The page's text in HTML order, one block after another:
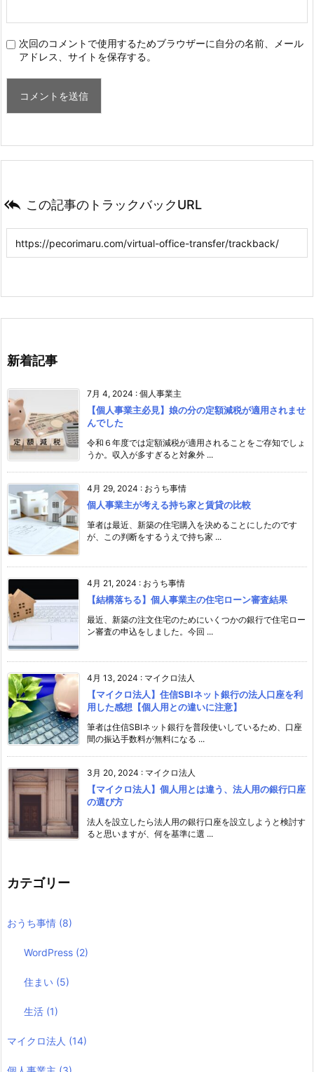
次回のコメントで使用するためブラウザーに自分の名前、メール
アドレス、サイトを保存する。
 この記事のトラックバックURL
新着記事
7月 4, 2024 : 個人事業主
【個人事業主必見】娘の分の定額減税が適用されませ
んでした
令和６年度では定額減税が適用されることをご存知でしょ
うか。収入が多すぎると対象外 ...
4月 29, 2024 : おうち事情
個人事業主が考える持ち家と賃貸の比較
筆者は最近、新築の住宅購入を決めることにしたのです
が、この判断をするうえで持ち家 ...
4月 21, 2024 : おうち事情
【結構落ちる】個人事業主の住宅ローン審査結果
最近、新築の注文住宅のためにいくつかの銀行で住宅ロー
ン審査の申込をしました。今回 ...
4月 13, 2024 : マイクロ法人
【マイクロ法人】住信SBIネット銀行の法人口座を利
用した感想【個人用との違いに注意】
筆者は住信SBIネット銀行を普段使いしているため、口座
間の振込手数料が無料になる ...
3月 20, 2024 : マイクロ法人
【マイクロ法人】個人用とは違う、法人用の銀行口座
の選び方
法人を設立したら法人用の銀行口座を設立しようと検討す
ると思いますが、何を基準に選 ...
カテゴリー
おうち事情 (8)
WordPress (2)
住まい (5)
生活 (1)
マイクロ法人 (14)